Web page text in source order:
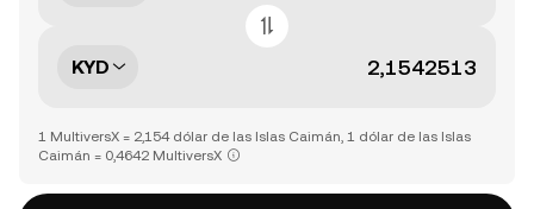
KYD
1 MultiversX = 2,154 dólar de las Islas Caimán, 1 dólar de las Islas
Caimán = 0,4642 MultiversX